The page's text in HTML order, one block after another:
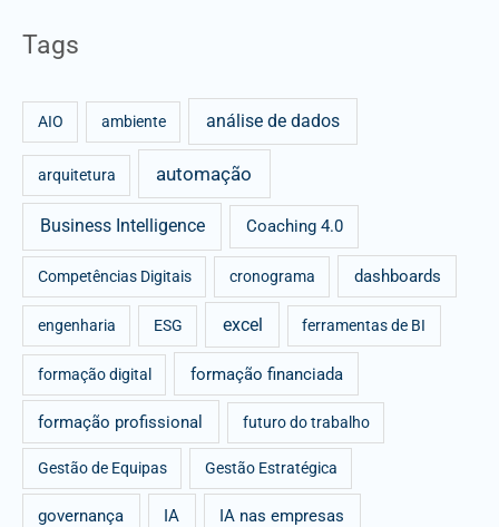
f
Tags
AIO ambiente análise de dados
arquitetura automação
Business Intelligence Coaching 4.0
Competências Digitais cronograma dashboards
engenharia ESG excel ferramentas de BI
formação digital formação financiada
formação profissional futuro do trabalho
Gestão de Equipas Gestão Estratégica
governança IA IA nas empresas